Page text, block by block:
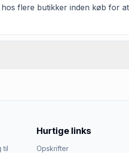
flere butikker inden køb for
til
Hurtige links
Opskrifter